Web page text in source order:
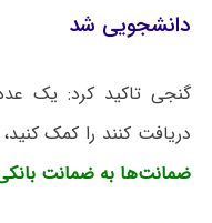
دانشجویی شد
گنجی تاکید کرد: یک
دریافت کنند را کمک
ضمانت‌ها به ضمانت